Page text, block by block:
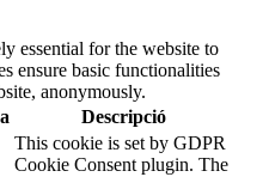
essential for the website to
ensure basic functionalities
anonymously.
Descripció
This cookie is set by GDPR
Cookie Consent plugin. The